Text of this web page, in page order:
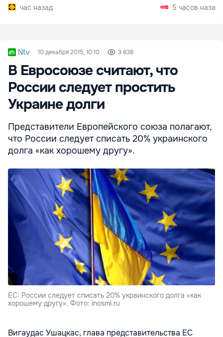
час назад
5 часов назад
Ntv 10 декабря 2015, 10:10 3 638
В Евросоюзе считают, что
России следует простить
Украине долги
Представители Европейского союза полагают,
что России следует списать 20% украинского
долга «как хорошему другу».
ЕС: России следует списать 20% украинского долга «как
хорошему другу». Фото: inosmi.ru
Вигаудас Ушацкас, глава представительства ЕС